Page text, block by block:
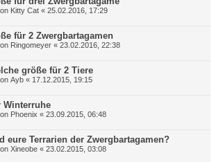
Kitty Cat « 25.02.2016, 17:29
für 2 Zwergbartagamen
Ringomeyer « 23.02.2016, 22:38
größe für 2 Tiere
Ayb « 17.12.2015, 19:15
Winterruhe
Phoenix « 23.09.2015, 06:48
eure Terrarien der Zwergbartagamen?
Xineobe « 23.02.2015, 03:08